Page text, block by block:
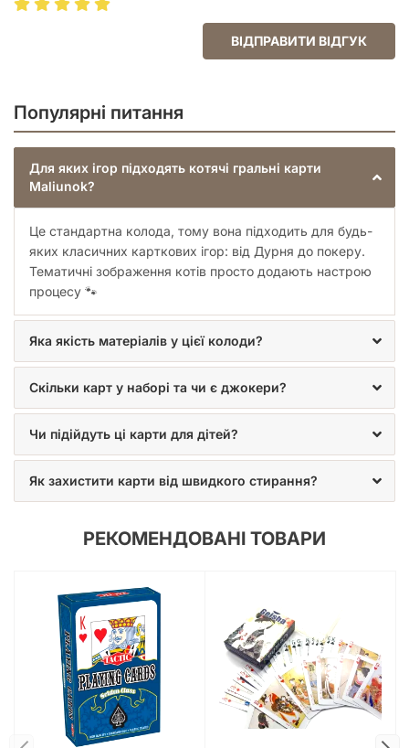
ВІДПРАВИТИ ВІДГУК
Популярні питання
Для яких ігор підходять котячі гральні карти
Maliunok?
Це стандартна колода, тому вона підходить для будь-
яких класичних карткових ігор: від Дурня до покеру.
Тематичні зображення котів просто додають настрою
процесу 🐾
Яка якість матеріалів у цієї колоди?
Скільки карт у наборі та чи є джокери?
Чи підійдуть ці карти для дітей?
Як захистити карти від швидкого стирання?
РЕКОМЕНДОВАНІ ТОВАРИ